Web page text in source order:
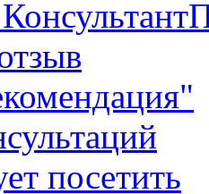
посетить